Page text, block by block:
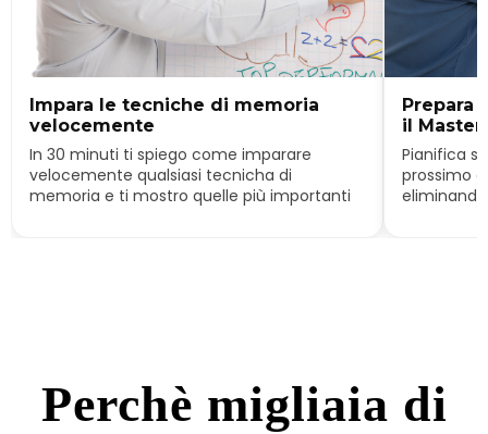
Impara le tecniche di memoria
velocemente
In 30 minuti ti spiego come imparare
velocemente qualsiasi tecnicha di
memoria e ti mostro quelle più importanti
Prepara
il
Pianifica
prossimo
Perchè migliaia di